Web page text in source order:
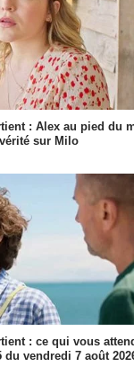
: Alex au pied du
sur Milo
: ce qui vous
du vendredi 7 août